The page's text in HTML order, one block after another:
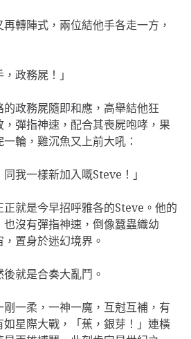
轉陣式，兩位結他手各走一方，
政務屍！」
政務屍隨即和應，高舉結他狂
彈指神速，配合其喪屍咆哮，果
輪，雞沉魚又上前大吼：
同我一樣新加入嘅Steve！」
就是今早招呼雅各的Steve。他的
沒有彈指神速，倒像蠶蟲織幼
置身於迷幻境界。
就是合奏大亂鬥。
一柔，一神一魔，互尅互補，有
星際大戰，「蕉，銀芽！」連橫